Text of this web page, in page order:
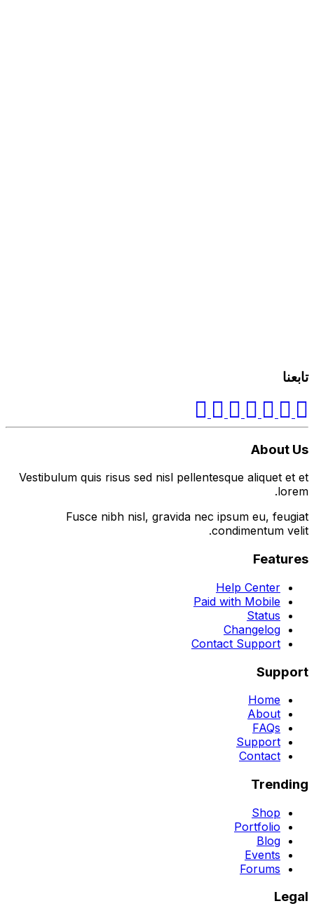
تابعنا
About Us
Vestibulum quis risus sed nisl pellentesque aliquet et et
lorem.
Fusce nibh nisl, gravida nec ipsum eu, feugiat
condimentum velit.
Features
Help Center
Paid with Mobile
Status
Changelog
Contact Support
Support
Home
About
FAQs
Support
Contact
Trending
Shop
Portfolio
Blog
Events
Forums
Legal